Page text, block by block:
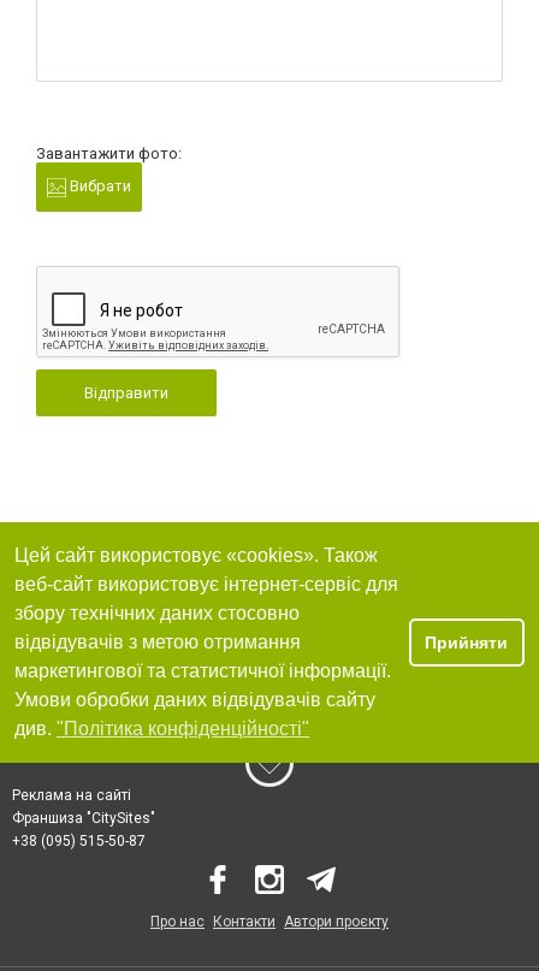
Завантажити фото:
Вибрати
Відправити
Цей сайт використовує «cookies». Також
веб-сайт використовує інтернет-сервіс для
збору технічних даних стосовно
відвідувачів з метою отримання
маркетингової та статистичної інформації.
Умови обробки даних відвідувачів сайту
див. "Політика конфіденційності"
Прийняти
Реклама на сайті
Франшиза "CitySites"
+38 (095) 515-50-87
Про нас Контакти Автори проєкту